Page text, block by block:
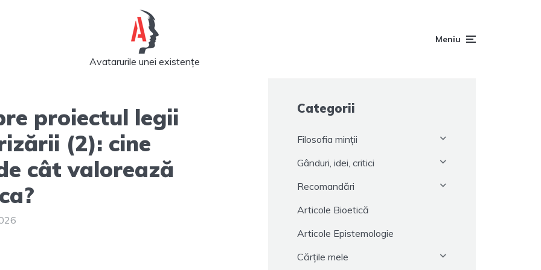
Avatarurile unei existențe
Meniu
proiectul legii
(2): cine
cât valorează
Categorii
Filosofia minții
Gânduri, idei, critici
Recomandări
Articole Bioetică
Articole Epistemologie
Cărțile mele